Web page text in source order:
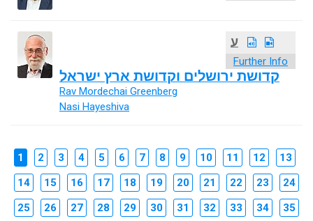
ע
Further Info
קדושת ירושלים וקדושת ארץ ישראל
Rav Mordechai Greenberg
Nasi Hayeshiva
1 2 3 4 5 6 7 8 9 10 11 12
13
14
15 16 17 18 19 20 21 22 23
24
25
26 27 28 29 30 31 32 33 34
35